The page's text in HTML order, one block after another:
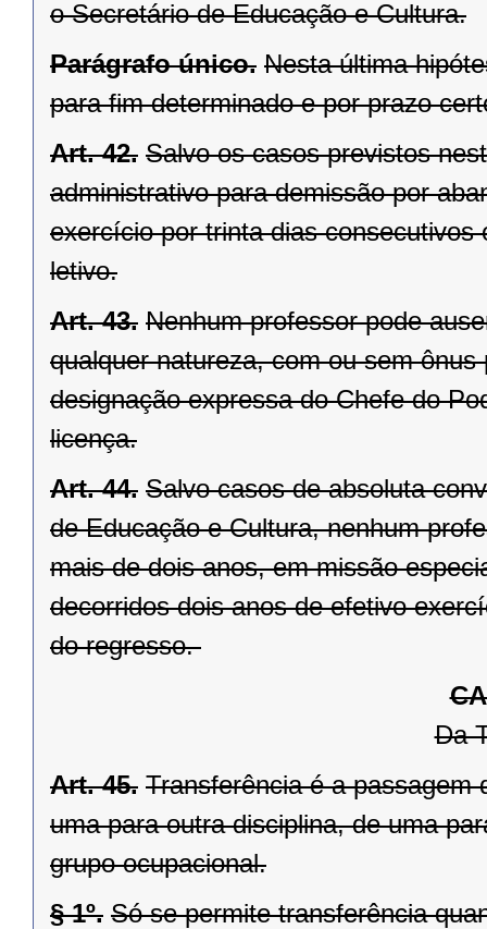
o Secretário de Educação e Cultura.
Parágrafo único. Nesta última
para fim determinado e por prazo
Art. 42. Salvo os casos previstos
administrativo para demissão por
exercício por trinta dias
letivo.
Art. 43. Nenhum professor pode
qualquer natureza, com ou sem
designação expressa do Chefe do
licença.
Art. 44. Salvo casos de absoluta
de Educação e Cultura, nenhum
mais de dois anos, em missão
decorridos dois anos de efetivo
do regresso.
Da
Art. 45. Transferência é a passagem
uma para outra disciplina, de uma
grupo ocupacional.
§ 1º. Só se permite transferência